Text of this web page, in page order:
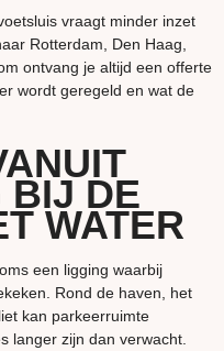
vraagt minder inzet
Rotterdam, Den Haag,
ontvang je altijd een offerte
wordt geregeld en wat de
BIJ DE
WATER
een ligging waarbij
Rond de haven, het
kan parkeerruimte
langer zijn dan verwacht.